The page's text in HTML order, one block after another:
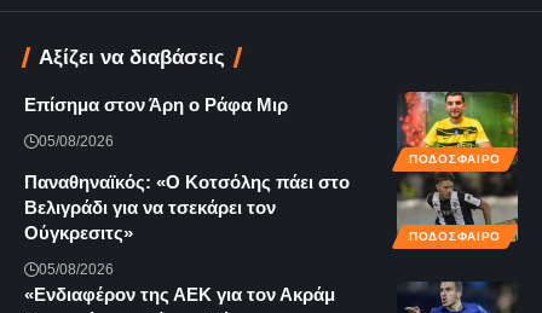
Αξίζει να διαβάσεις
ΠΟΔΟΣΦΑΙΡΟ
Επίσημα στον Άρη ο Ράφα Μιρ
05/08/2026
ΠΟΔΟΣΦΑΙΡΟ
Παναθηναϊκός: «Ο Κοτσόλης πάει στο
Βελιγράδι για να τσεκάρει τον
Ούγκρεσιτς»
05/08/2026
«Ενδιαφέρον της ΑΕΚ για τον Ακράμ